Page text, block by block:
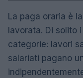
La paga oraria è
lavorata. Di solito
categorie: lavori
salariati pagano